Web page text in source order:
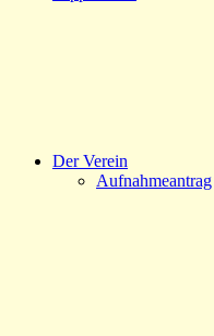
Der Verein
Aufnahmeantrag